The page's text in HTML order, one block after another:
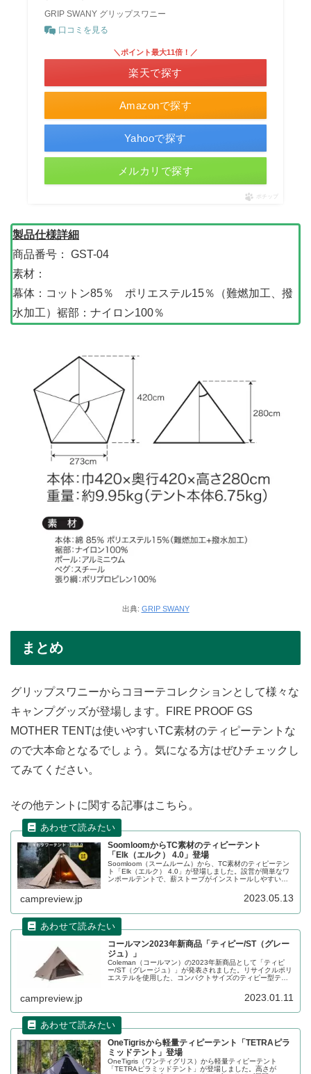
GRIP SWANY グリップスワニー
口コミを見る
Amazonで探す
＼ポイント最大11倍！／
楽天で探す
Yahooで探す
メルカリで探す
ポチップ
製品仕様詳細
商品番号： GST-04
素材：
幕体：コットン85％ ポリエステル15％（難燃加工、撥
水加工）裾部：ナイロン100％
出典: GRIP SWANY
まとめ
グリップスワニーからコヨーテコレクションとして様々な
キャンプグッズが登場します。FIRE PROOF GS
MOTHER TENTは使いやすいTC素材のティピーテントな
ので大本命となるでしょう。気になる方はぜひチェックし
てみてください。
その他テントに関する記事はこちら。
SoomloomからTC素材のティピーテント
「Elk（エルク） 4.0」登場
Soomloom（スームルーム）から、TC素材のティピーテン
ト「Elk（エルク） 4.0」が登場しました。設営が簡単なワ
ンポールテントで、薪ストーブがインストールしやすい煙
campreview.jp 2023.05.13
コールマン2023年新商品「ティピー/ST（グレー
ジュ）」
Coleman（コールマン）の2023年新商品として「ティピ
ー/ST（グレージュ）」が発表されました。リサイクルポリ
エステルを使用した、コンパクトサイズのティピー型テン
campreview.jp 2023.01.11
OneTigrisから軽量ティピーテント「TETRAピラ
ミッドテント」登場
OneTigris（ワンティグリス）から軽量ティピーテント
「TETRAピラミッドテント」が登場しました。高さが